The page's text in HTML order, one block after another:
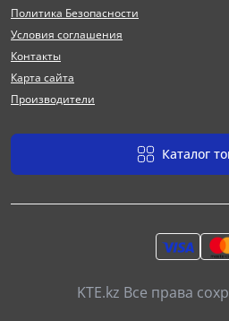
Политика Безопасности
Условия соглашения
Контакты
Карта сайта
Производители
Каталог
KTE.kz Все права